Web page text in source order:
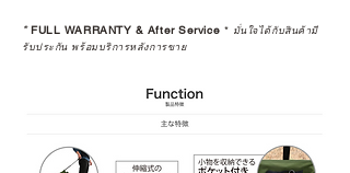
*FULL WARRANTY & After Service * มั่นใจได้กับสินค้ามี
รับประกัน พร้อมบริการหลังการขาย